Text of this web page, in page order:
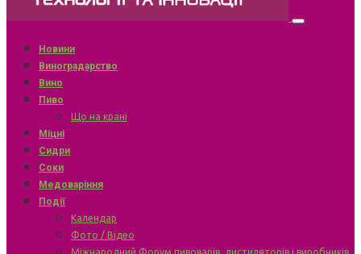
Новини
Виноградарство
Вино
Пиво
Що на крані
Міцні
Сидри
Соки
Медоваріння
Події
Календар
Фото / Відео